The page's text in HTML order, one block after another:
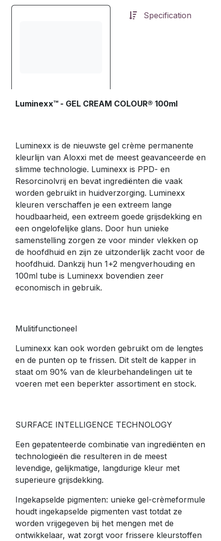
Specification
Luminexx™ - GEL CREAM COLOUR® 100ml
Luminexx is de nieuwste gel crème permanente
kleurlijn van Aloxxi met de meest geavanceerde en
slimme technologie. Luminexx is PPD- en
Resorcinolvrij en bevat ingrediënten die vaak
worden gebruikt in huidverzorging. Luminexx
kleuren verschaffen je een extreem lange
houdbaarheid, een extreem goede grijsdekking en
een ongelofelijke glans. Door hun unieke
samenstelling zorgen ze voor minder vlekken op
de hoofdhuid en zijn ze uitzonderlijk zacht voor de
hoofdhuid. Dankzij hun 1+2 mengverhouding en
100ml tube is Luminexx bovendien zeer
economisch in gebruik.
Mulitifunctioneel
Luminexx kan ook worden gebruikt om de lengtes
en de punten op te frissen. Dit stelt de kapper in
staat om 90% van de kleurbehandelingen uit te
voeren met een beperkter assortiment en stock.
SURFACE INTELLIGENCE TECHNOLOGY
Een gepatenteerde combinatie van ingrediënten en
technologieën die resulteren in de meest
levendige, gelijkmatige, langdurige kleur met
superieure grijsdekking.
Ingekapselde pigmenten: unieke gel-crèmeformule
houdt ingekapselde pigmenten vast totdat ze
worden vrijgegeven bij het mengen met de
ontwikkelaar, wat zorgt voor frissere kleurstoffen